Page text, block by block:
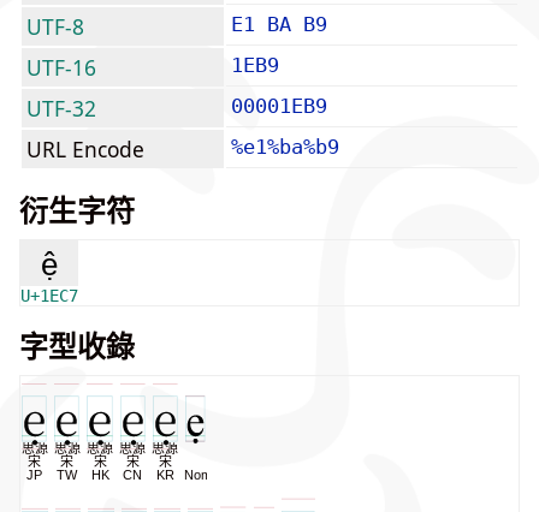
UTF-8 E1 BA B9
UTF-16 1EB9
UTF-32 00001EB9
URL Encode %e1%ba%b9
衍生字符
ệ
U+1EC7
字型收錄
思源
宋
JP
思源
宋
TW
思源
宋
HK
思源
宋
CN
思源
宋
KR
NomNaTong